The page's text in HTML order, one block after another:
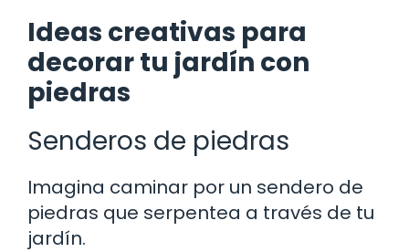
Ideas creativas para
decorar tu jardín con
piedras
Senderos de piedras
Imagina caminar por un sendero de
piedras que serpentea a través de tu
jardín.